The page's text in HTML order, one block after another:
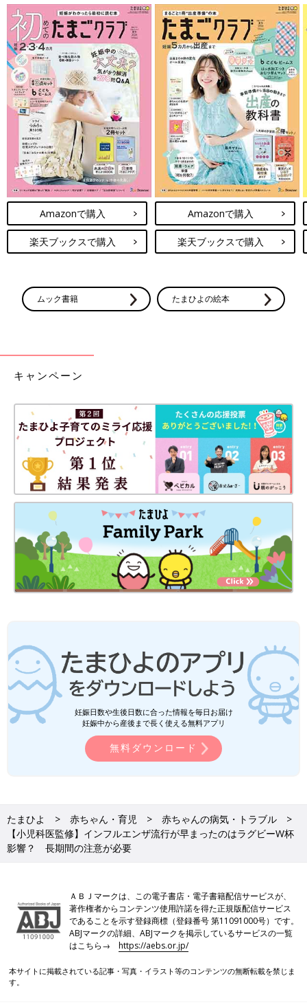
いました。
次々とうつっていくきょうだいたち、家族をたくさんみます。
先日、お子さん2人が立て続けにインフルエンザにかかり、受診
に連れてきたお母さんは自分自身もインフルエンザになって、
「今月は2週間以上会社に行けません…」と嘆いていました。
看病に追われていると、いつの間にか自分もうつっているという
ことはよくありますよね。ママが倒れると子どもたちも大変で
す。子どもたちの予防はもちろん、ママ自身もしっかり予防対策
をしてくださいね。（監修・文／泰道麗菜先生 構成／ひよこク
ラブ編集部）
監修／泰道麗菜先生
初回公開日 2020/1/27
育児中におススメのアプリ
アプリ「まいにちのたまひよ」
妊娠日数・生後日数に合わせて専門家のアドバイスを毎日お届
け。同じ出産月のママ同士で情報交換したり、励ましあったりで
きる「ルーム」や、写真だけでは伝わらない”できごと”を簡単に
記録できる「成長きろく」も大人気！
ダウンロード（無料）
育児中におススメの本
最新! 初めての育児新百科 (ベネッセ・ムック たまひよブッ
マ＆パパができることを徹底紹介。
毎日のお世話を基本からていねいに解説。
新生児期からのお世話も写真でよくわかる！ 月齢別に、体・心
の成長とかかわりかたを掲載。
ワンオペおふろの手順など、ママ・パパの「困った！」を具体的
予防接種や乳幼児健診、事故・けがの予防と対策、病気の受診の
Amazonで購入
楽天ブックスで購入
Amazonで購入
楽天ブックスで購入
ムック書籍 たまひよの絵本
キャンペーン
妊娠日数や生後日数に合った情報を毎日お届け
妊娠中から産後まで長く使える無料アプリ
無料ダウンロード
たまひよ 赤ちゃん・育児
赤ちゃんの病気・トラブル
【小児科医監修】インフルエンザ流行が早まったのはラグビーW杯
影響？ 長期間の注意が必要
ＡＢＪマークは、この電子書店・電子書籍配信サービスが、
著作権者からコンテンツ使用許諾を得た正規版配信サービス
であることを示す登録商標（登録番号 第11091000号）です。
ABJマークの詳細、ABJマークを掲示しているサービスの一覧
はこちら→https://aebs.or.jp/
本サイトに掲載されている記事・写真・イラスト等のコンテンツの無断転載を禁じま
す。